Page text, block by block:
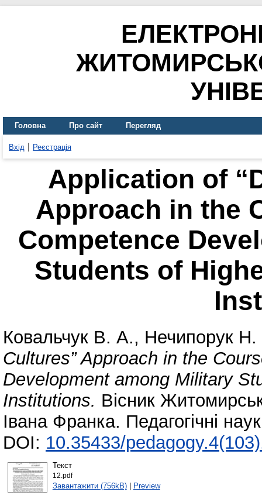
Головна Про сайт Перегляд
Вхід Реєстрація
Application of
Approach in the
Competence
Students of
Ковальчук В. А., Нечипорук
Cultures” Approach in the
Development among Military
Institutions. Вісник
Івана Франка. Педагогічні
DOI: 10.35433/
Текст
12.pdf
Завантажити (756kB)| Preview